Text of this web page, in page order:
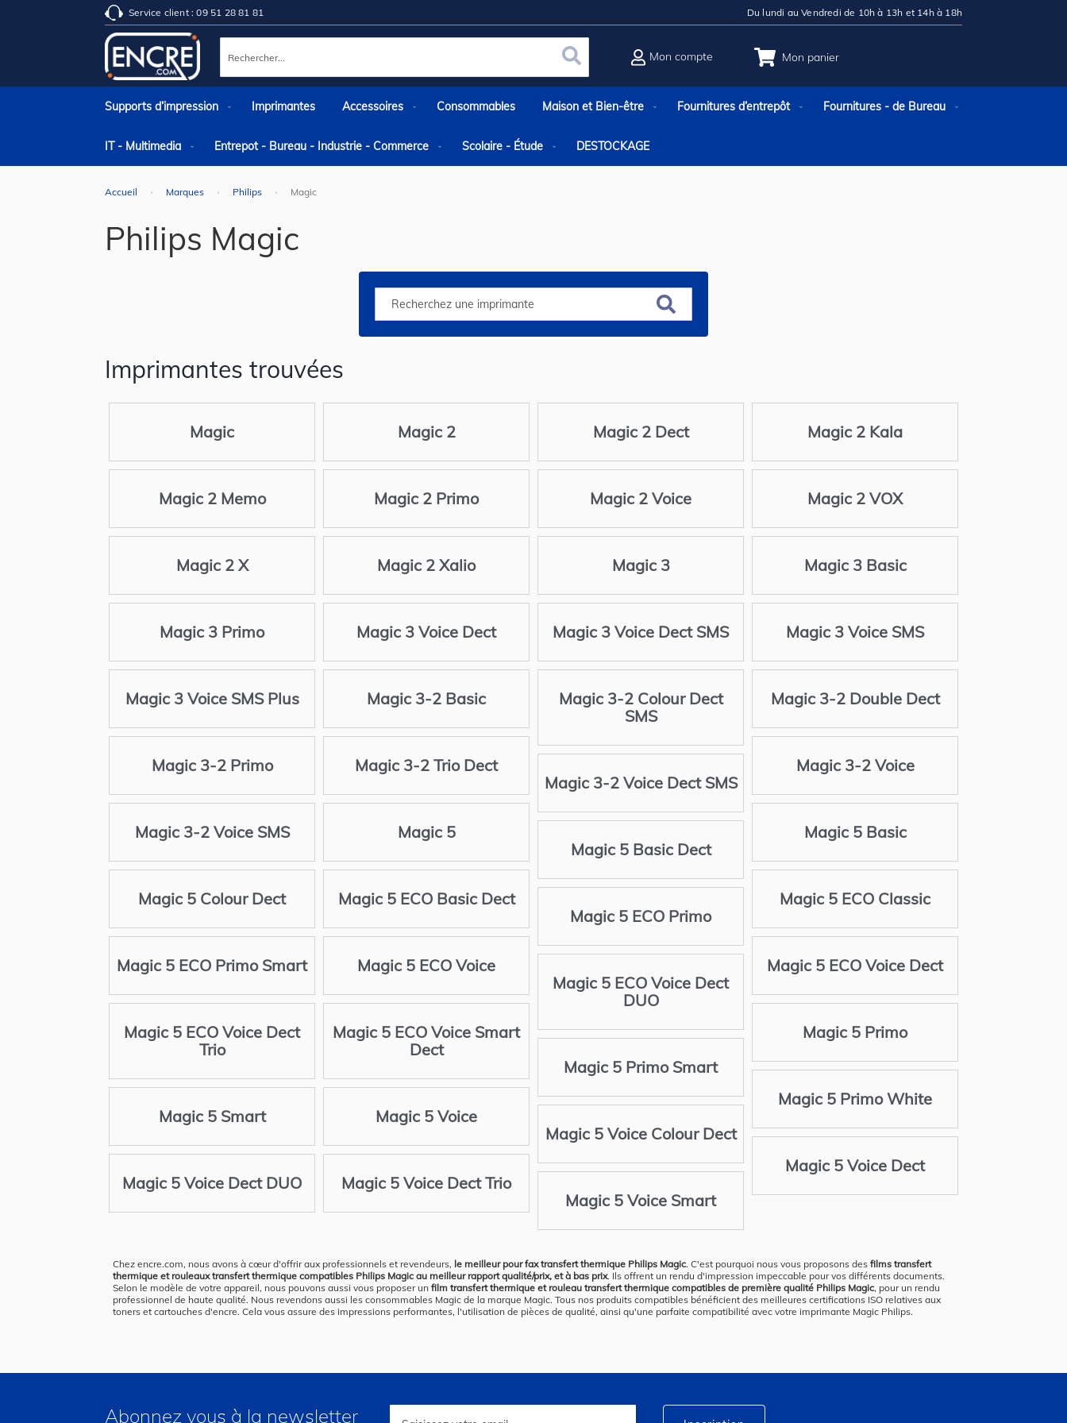
Service client : 09 51 28 81 81 Du lundi au Vendredi de 10h à 13h et 14h à 18h
Mon panier
Rechercher Rechercher
Mon compte
Supports d’impression Imprimantes Accessoires Consommables Maison et Bien-être Fournitures d’entrepôt Fournitures - de Bureau
IT - Multimedia Entrepot - Bureau - Industrie - Commerce Scolaire - Étude DESTOCKAGE
Accueil Marques Philips Magic
Philips Magic
Imprimantes trouvées
Magic Magic 2 Magic 2 Dect Magic 2 Kala
Magic 2 Memo Magic 2 Primo Magic 2 Voice Magic 2 VOX
Magic 2 X Magic 2 Xalio Magic 3 Magic 3 Basic
Magic 3 Primo Magic 3 Voice Dect Magic 3 Voice Dect SMS Magic 3 Voice SMS
Magic 3 Voice SMS Plus Magic 3-2 Basic
Magic 3-2 Colour Dect
SMS
Magic 3-2 Double Dect
Magic 3-2 Primo Magic 3-2 Trio Dect
Magic 3-2 Voice
Magic 3-2 Voice Dect SMS
Magic 3-2 Voice SMS Magic 5
Magic 5 Basic
Magic 5 Basic Dect
Magic 5 Colour Dect Magic 5 ECO Basic Dect
Magic 5 ECO Classic
Magic 5 ECO Primo
Magic 5 ECO Primo Smart Magic 5 ECO Voice
Magic 5 ECO Voice Dect
Magic 5 ECO Voice Dect
DUO
Magic 5 ECO Voice Dect
Trio
Magic 5 ECO Voice Smart
Dect
Magic 5 Primo
Magic 5 Primo Smart
Magic 5 Primo White
Magic 5 Smart
Magic 5 Voice
Magic 5 Voice Colour Dect
Magic 5 Voice Dect
Magic 5 Voice Dect DUO
Magic 5 Voice Dect Trio
Magic 5 Voice Smart
Chez encre.com, nous avons à cœur d'offrir aux professionnels et revendeurs, le meilleur pour fax transfert thermique Philips Magic. C'est pourquoi nous vous proposons des films transfert
thermique et rouleaux transfert thermique compatibles Philips Magic au meilleur rapport qualité/prix, et à bas prix. Ils offrent un rendu d'impression impeccable pour vos différents documents.
Selon le modèle de votre appareil, nous pouvons aussi vous proposer un film transfert thermique et rouleau transfert thermique compatibles de première qualité Philips Magic, pour un rendu
professionnel de haute qualité. Nous revendons aussi les consommables Magic de la marque Magic. Tous nos produits compatibles bénéficient des meilleures certifications ISO relatives aux
toners et cartouches d'encre. Cela vous assure des impressions performantes, l'utilisation de pièces de qualité, ainsi qu'une parfaite compatibilité avec votre imprimante Magic Philips.
Abonnez vous à la newsletter